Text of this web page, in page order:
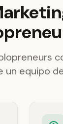
un equipo